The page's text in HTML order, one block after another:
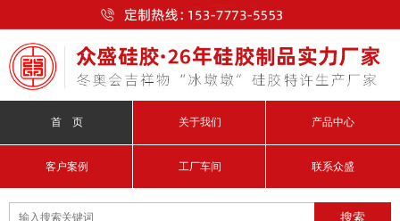
首 页 关于我们 产品中心
客户案例 工厂车间 联系众盛